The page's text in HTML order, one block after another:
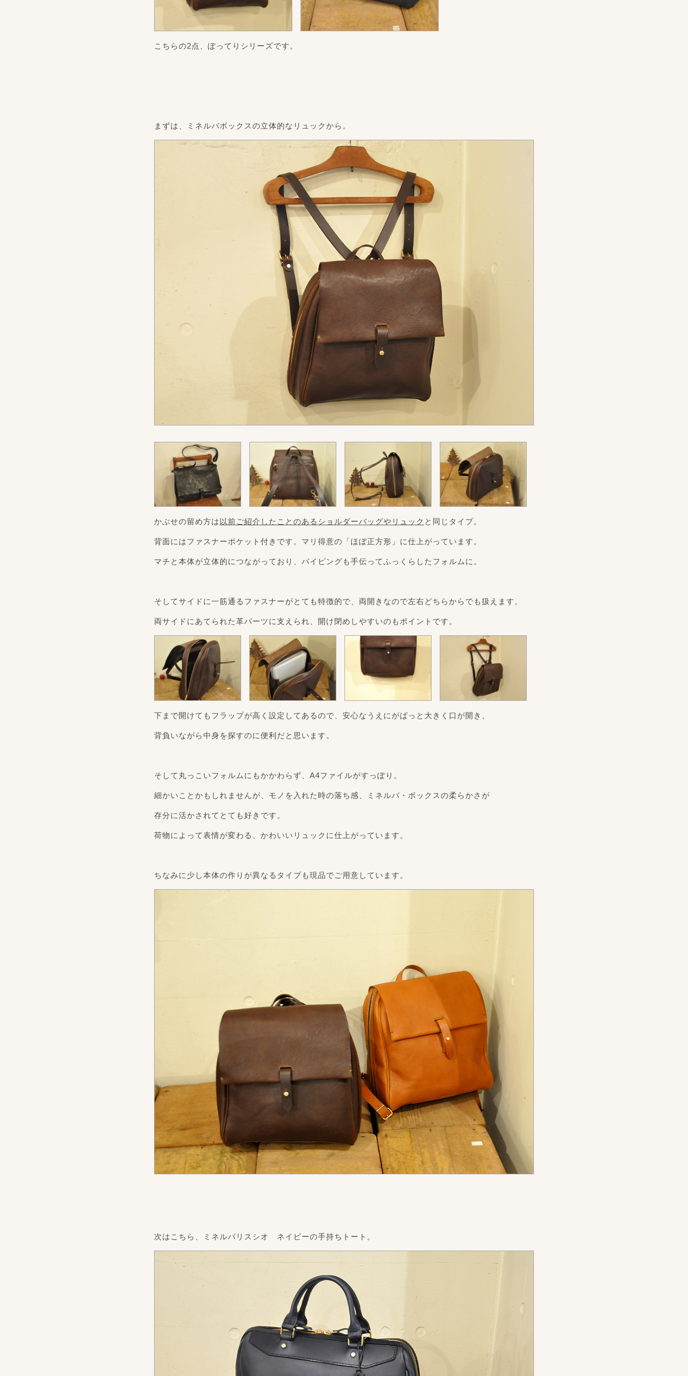
こちらの2点、ぽってりシリーズです。
まずは、ミネルバボックスの立体的なリュックから。
かぶせの留め方は 以前ご紹介したことのあるショルダーバッグやリュック と同じタイプ。
背面にはファスナーポケット付きです。マリ得意の「ほぼ正方形」に仕上がっています。
マチと本体が立体的につながっており、パイピングも手伝ってふっくらしたフォルムに。
そしてサイドに一筋通るファスナーがとても特徴的で、両開きなので左右どちらからでも扱えます。
両サイドにあてられた革パーツに支えられ、開け閉めしやすいのもポイントです。
下まで開けてもフラップが高く設定してあるので、安心なうえにがばっと大きく口が開き、
背負いながら中身を探すのに便利だと思います。
そして丸っこいフォルムにもかかわらず、A4ファイルがすっぽり。
細かいことかもしれませんが、モノを入れた時の落ち感、ミネルバ・ボックスの柔らかさが
存分に活かされてとても好きです。
荷物によって表情が変わる、かわいいリュックに仕上がっています。
ちなみに少し本体の作りが異なるタイプも現品でご用意しています。
次はこちら、ミネルバリスシオ ネイビーの手持ちトート。